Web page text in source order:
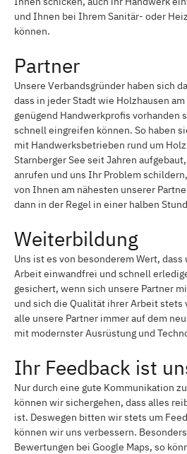
und Ihnen bei Ihrem Sanitär- oder
können.
Partner
Unsere Verbandsgründer haben sich
dass in jeder Stadt wie Holzhausen am
genügend Handwerkprofis vorhanden
schnell eingreifen können. So haben
mit Handwerksbetrieben rund um
Starnberger See seit Jahren
anrufen und uns Ihr Problem
von Ihnen am nähesten unserer
dann in der Regel in einer halben
Weiterbildung
Uns ist es von besonderem Wert,
Arbeit einwandfrei und schnell
gesichert, wenn sich unsere Partner
und sich die Qualität ihrer Arbeit stets
alle unsere Partner immer auf dem
mit modernster Ausrüstung und
Ihr Feedback ist
Nur durch eine gute Kommunikation
können wir sichergehen, dass alles
ist. Deswegen bitten wir stets um
können wir uns verbessern.
Bewertungen bei Google Maps, so